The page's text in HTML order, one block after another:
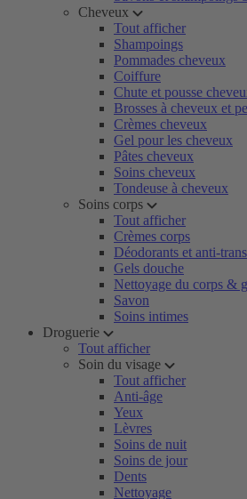
Cheveux
Tout afficher
Shampoings
Pommades cheveux
Coiffure
Chute et pousse
Brosses à cheveux et
Crèmes cheveux
Gel pour les cheveux
Pâtes cheveux
Soins cheveux
Tondeuse à cheveux
Soins corps
Tout afficher
Crèmes corps
Déodorants et anti-
Gels douche
Nettoyage du corps &
Savon
Soins intimes
Droguerie
Tout afficher
Soin du visage
Tout afficher
Anti-âge
Yeux
Lèvres
Soins de nuit
Soins de jour
Dents
Nettoyage